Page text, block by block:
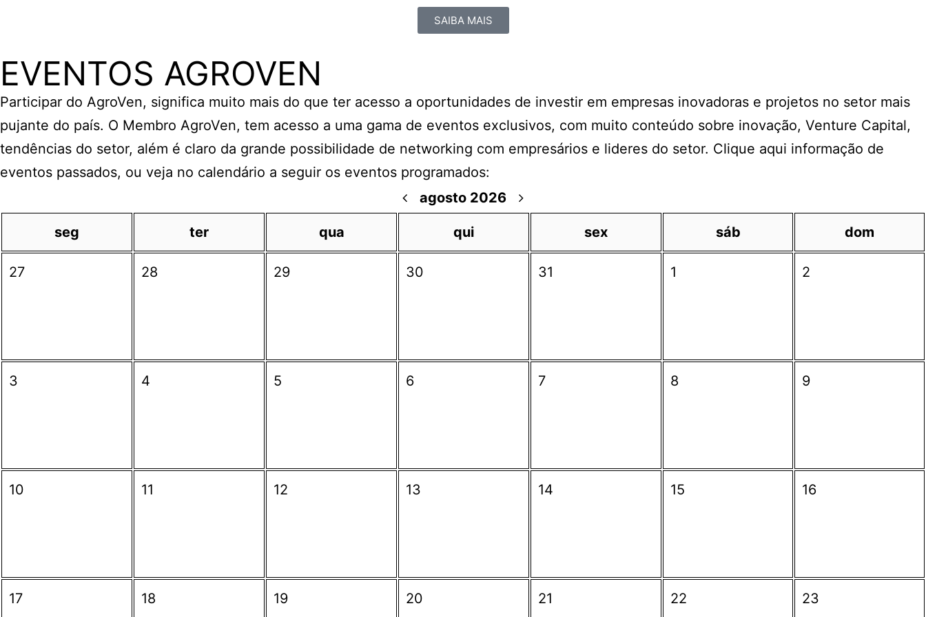
SAIBA MAIS
EVENTOS AGROVEN
Participar do AgroVen, significa muito mais do que ter acesso a oportunidades de investir em empresas inovadoras e projetos no setor mais
pujante do país. O Membro AgroVen, tem acesso a uma gama de eventos exclusivos, com muito conteúdo sobre inovação, Venture Capital,
tendências do setor, além é claro da grande possibilidade de networking com empresários e lideres do setor. Clique aqui informação de
eventos passados, ou veja no calendário a seguir os eventos programados:
agosto 2026
seg ter qua qui sex sáb dom
27 28 29 30 31 1 2
3 4 5 6 7 8 9
10 11 12 13 14 15 16
17 18 19 20 21 22 23